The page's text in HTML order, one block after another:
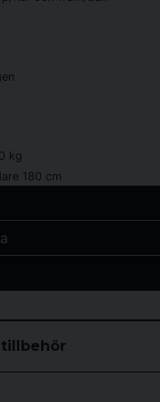
kg
180 cm
om avståndet mellan
och 198 cm längd